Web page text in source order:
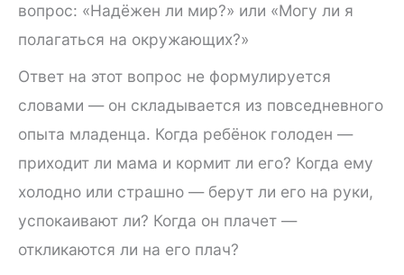
вопрос: «Надёжен ли мир?» или «Могу ли я
полагаться на окружающих?»
Ответ на этот вопрос не формулируется
словами — он складывается из повседневного
опыта младенца. Когда ребёнок голоден —
приходит ли мама и кормит ли его? Когда ему
холодно или страшно — берут ли его на руки,
успокаивают ли? Когда он плачет —
откликаются ли на его плач?